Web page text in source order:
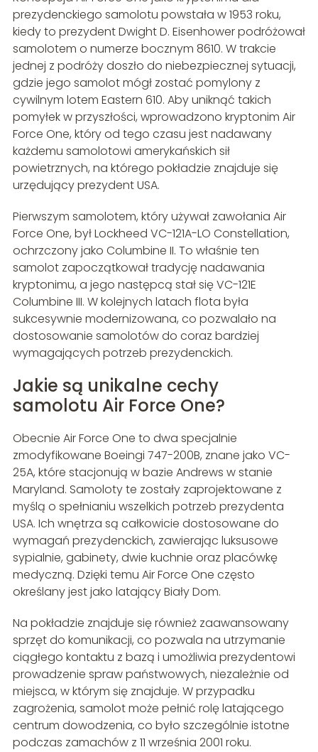
prezydenckiego samolotu powstała w 1953 roku,
kiedy to prezydent Dwight D. Eisenhower podróżował
samolotem o numerze bocznym 8610. W trakcie
jednej z podróży doszło do niebezpiecznej sytuacji,
gdzie jego samolot mógł zostać pomylony z
cywilnym lotem Eastern 610. Aby uniknąć takich
pomyłek w przyszłości, wprowadzono kryptonim Air
Force One, który od tego czasu jest nadawany
każdemu samolotowi amerykańskich sił
powietrznych, na którego pokładzie znajduje się
urzędujący prezydent USA.
Pierwszym samolotem, który używał zawołania Air
Force One, był Lockheed VC-121A-LO Constellation,
ochrzczony jako Columbine II. To właśnie ten
samolot zapoczątkował tradycję nadawania
kryptonimu, a jego następcą stał się VC-121E
Columbine III. W kolejnych latach flota była
sukcesywnie modernizowana, co pozwalało na
dostosowanie samolotów do coraz bardziej
wymagających potrzeb prezydenckich.
Jakie są unikalne cechy
samolotu Air Force One?
Obecnie Air Force One to dwa specjalnie
zmodyfikowane Boeingi 747-200B, znane jako VC-
25A, które stacjonują w bazie Andrews w stanie
Maryland. Samoloty te zostały zaprojektowane z
myślą o spełnianiu wszelkich potrzeb prezydenta
USA. Ich wnętrza są całkowicie dostosowane do
wymagań prezydenckich, zawierając luksusowe
sypialnie, gabinety, dwie kuchnie oraz placówkę
medyczną. Dzięki temu Air Force One często
określany jest jako latający Biały Dom.
Na pokładzie znajduje się również zaawansowany
sprzęt do komunikacji, co pozwala na utrzymanie
ciągłego kontaktu z bazą i umożliwia prezydentowi
prowadzenie spraw państwowych, niezależnie od
miejsca, w którym się znajduje. W przypadku
zagrożenia, samolot może pełnić rolę latającego
centrum dowodzenia, co było szczególnie istotne
podczas zamachów z 11 września 2001 roku.